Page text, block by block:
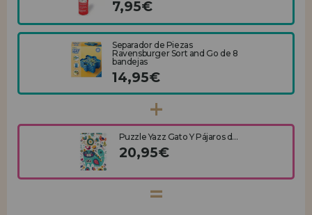
7,95€
Separador de Piezas
Ravensburger Sort and Go de 8
bandejas
14,95€
Puzzle Yazz Gato Y Pájaros d...
20,95€